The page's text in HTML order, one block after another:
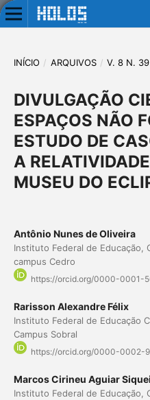
INÍCIO / ARQUIVOS / V. 8 N.
DIVULGAÇÃO
ESPAÇOS NÃO
ESTUDO DE
A
MUSEU DO
Antônio Nunes de Oliveira
Instituto Federal de Educação,
campus Cedro
https://orcid.org/0000-0001-
Rarisson Alexandre Félix
Instituto Federal de Educação
Campus Sobral
https://orcid.org/0000-0002-
Marcos Cirineu Aguiar
Instituto Federal de Educação,